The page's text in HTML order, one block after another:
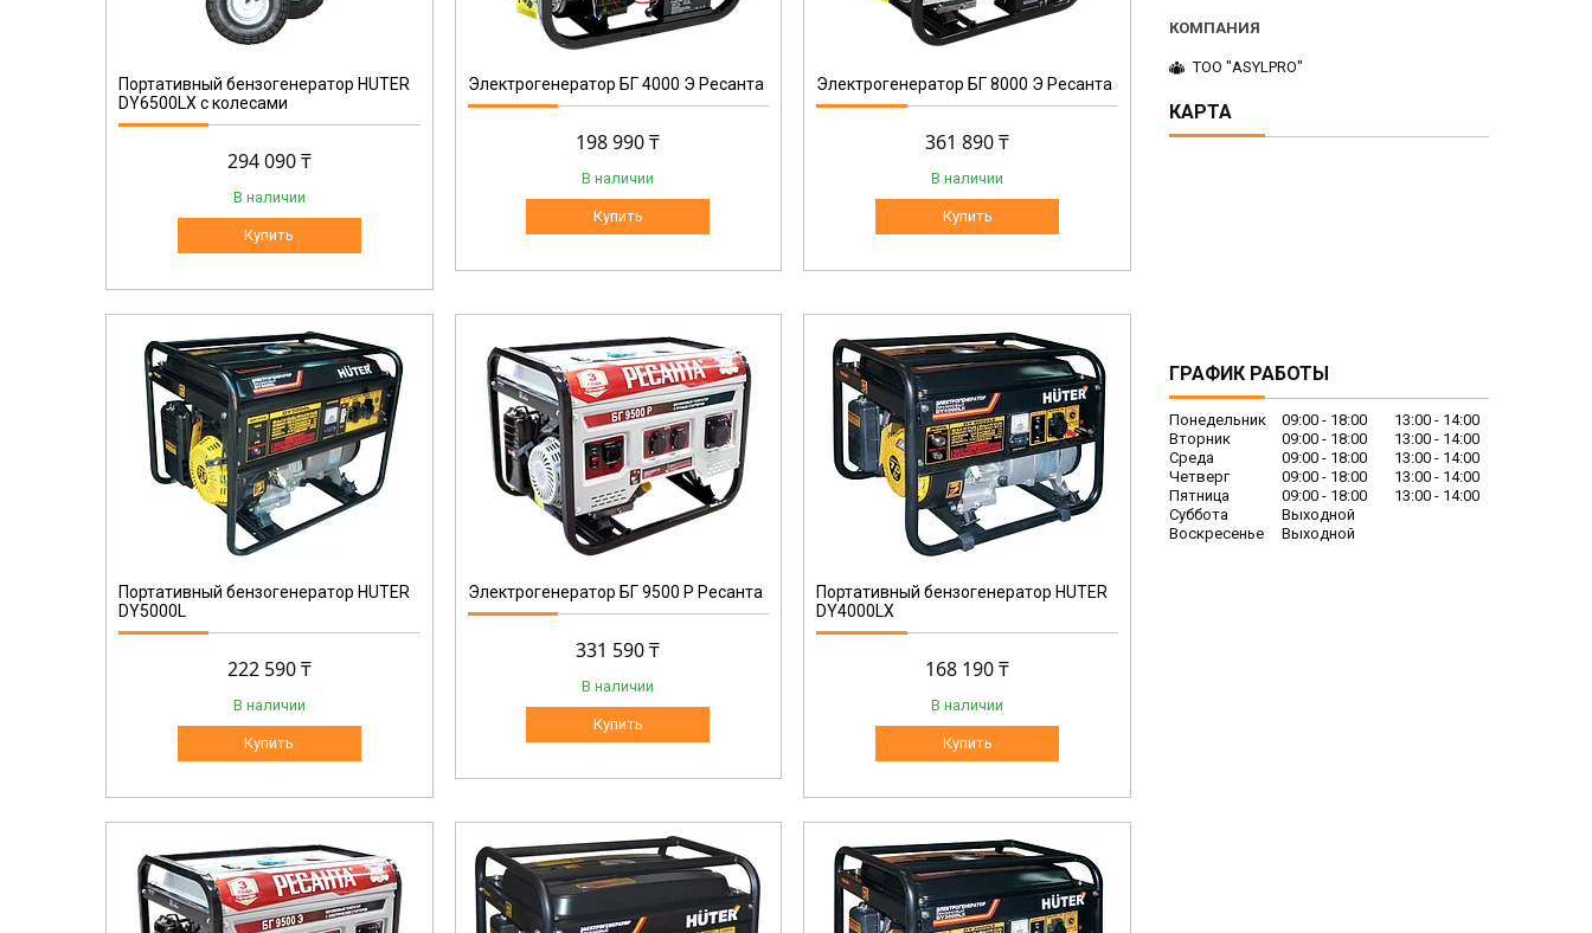
Портативный бензогенератор HUTER
DY6500LX с колесами
294 090 ₸
В наличии
Купить
64/1/52
Электрогенератор БГ 4000 Э Ресанта
198 990 ₸
В наличии
Купить
64/1/48
Электрогенератор БГ 8000 Э Ресанта
361 890 ₸
В наличии
Купить
Портативный бензогенератор HUTER
DY5000L
222 590 ₸
В наличии
Купить
64/1/53
Электрогенератор БГ 9500 Р Ресанта
331 590 ₸
В наличии
Купить
64/1/22
Портативный бензогенератор HUTER
DY4000LX
168 190 ₸
В наличии
Купить
ТОО "ASYLPRO"
КАРТА
ГРАФИК РАБОТЫ
Понедельник 09:00 18:00 13:00
14:00
Вторник
09:00 18:00 13:00
14:00
Среда
09:00 18:00 13:00
14:00
Четверг
09:00 18:00 13:00
14:00
Пятница
09:00 18:00 13:00
14:00
Суббота
Выходной
Воскресенье
Выходной